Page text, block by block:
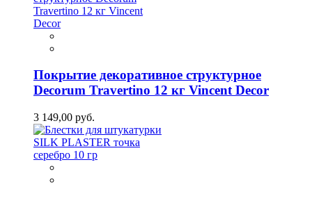
Покрытие декоративное структурное
Decorum Travertino 12 кг Vincent Decor
3 149,00 руб.